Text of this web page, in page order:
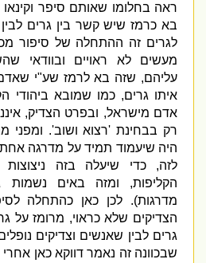
ראה בחלומו שאותם סיפר וקינאו בו
בא כרמז שיש קשר בין גרים לבין
לגרים זה ההתחלה של סיפור
מעשים לא ראויים ובוודאי
עליהם,שזה בא לרמז שע"י שאדם
איתו גרים,כמו שמובא ביהודי
אדם מישראל,ובפרט הצדיק,
רק בבחינת'רצוא ושוב'.ומפני
היה שיעמוד תמיד על מדרגה אחת.
לזה,כדי שיעלה בזה ניצוצות
הקליפות,ומזה באים נשמות
מדרגות).לכן כאן כהתחלה
הצדיקים שלא כראוי,מרומז על
גרים לבין שאנשים וצדיקים נופלים
שבכוונה זה נאמר דווקא כאן אחרי